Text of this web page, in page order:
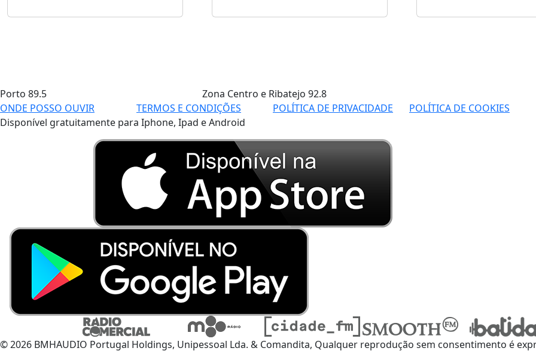
Porto 89.5 Zona Centro e Ribatejo 92.8
ONDE POSSO OUVIR
TERMOS E CONDIÇÕES POLÍTICA DE PRIVACIDADE POLÍTICA DE COOKIES
Disponível gratuitamente para Iphone, Ipad e Android
© 2026 BMHAUDIO Portugal Holdings, Unipessoal Lda. & Comandita, Qualquer reprodução sem consentimento é